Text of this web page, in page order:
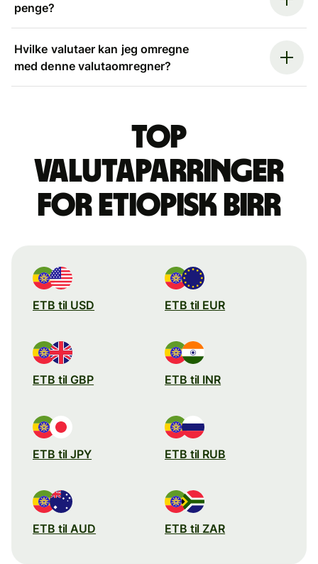
penge?
Hvilke valutaer kan jeg omregne
med denne valutaomregner?
Top
valutaparringer
for etiopisk birr
ETB til USD ETB til EUR
ETB til GBP ETB til INR
ETB til JPY ETB til RUB
ETB til AUD ETB til ZAR